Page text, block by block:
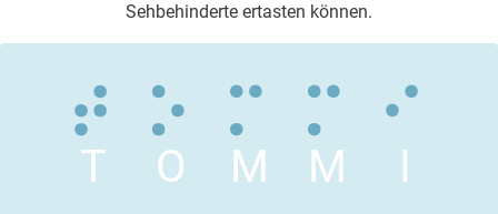
Sehbehinderte ertasten können.
T O M M I